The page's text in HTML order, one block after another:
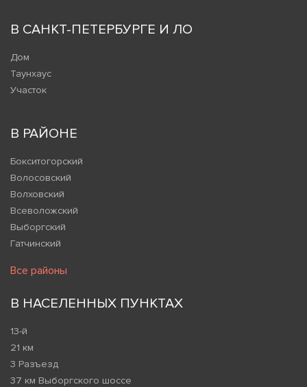
В САНКТ-ПЕТЕРБУРГЕ И ЛО
Дом
Таунхаус
Участок
В РАЙОНЕ
Бокситогорский
Волосовский
Волховский
Всеволожский
Выборгский
Гатчинский
Все районы
В НАСЕЛЕННЫХ ПУНКТАХ
13-й
21 км
3 Разъезд
37 км Выборгского шоссе